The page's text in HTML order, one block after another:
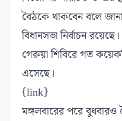
বৈঠকে থাকবেন বলে
বিধানসভা নির্বাচন
গেরুয়া শিবিরে গত
এসেছে।
{link}
মঙ্গলবারের পরে